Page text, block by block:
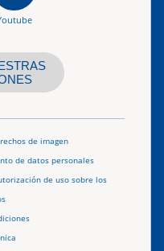
de imagen
de datos personales
de uso sobre los